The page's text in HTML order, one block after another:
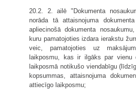
20.2. 2. ailē "Dokumenta
norāda tā attaisnojuma
apliecinošā dokumenta
kuru pamatojoties izdara ierakstu
veic, pamatojoties uz
laikposmu, kas ir ilgāks par vienu
laikposmā notikušo viendabīgu
kopsummas, attaisnojuma
attiecīgo laikposmu;